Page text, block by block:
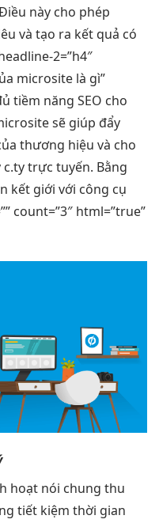
này cho phép
và tạo ra kết quả có
2=”h4″
microsite là gì”
tiềm năng SEO cho
sẽ giúp đẩy
thương hiệu và cho
trực tuyến. Bằng
kết giới với công cụ
count=”3″ html=”true”
hoạt nói chung thu
tiết kiệm thời gian